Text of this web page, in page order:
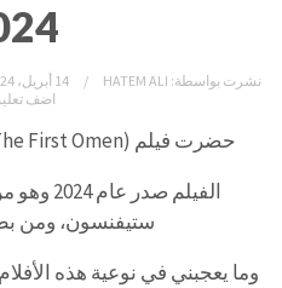
نشرت بواسطة: HATEM ALI 14 أبريل، 2024
اضف
حضرت فيلم (The First Omen) وهو مصنف كفيلم رعب.
الفيلم
ستيفنسون، ومن
وما يعجبني في نوعية هذه